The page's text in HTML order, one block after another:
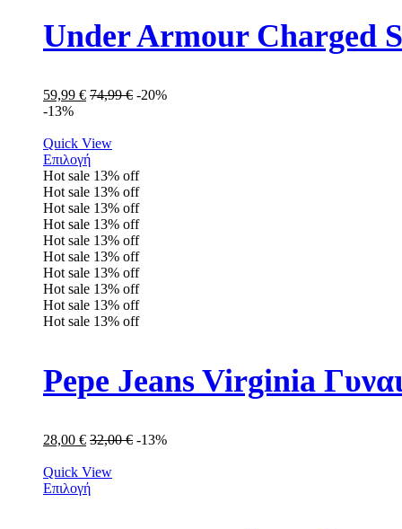
Under Armour Charged
59,99 € 74,99€ -20%
-13%
Quick View
Επιλογή
Hot sale 13% off
Hot sale 13% off
Hot sale 13% off
Hot sale 13% off
Hot sale 13% off
Hot sale 13% off
Hot sale 13% off
Hot sale 13% off
Hot sale 13% off
Hot sale 13% off
Pepe Jeans Virginia
28,00 € 32,00€ -13%
Quick View
Επιλογή